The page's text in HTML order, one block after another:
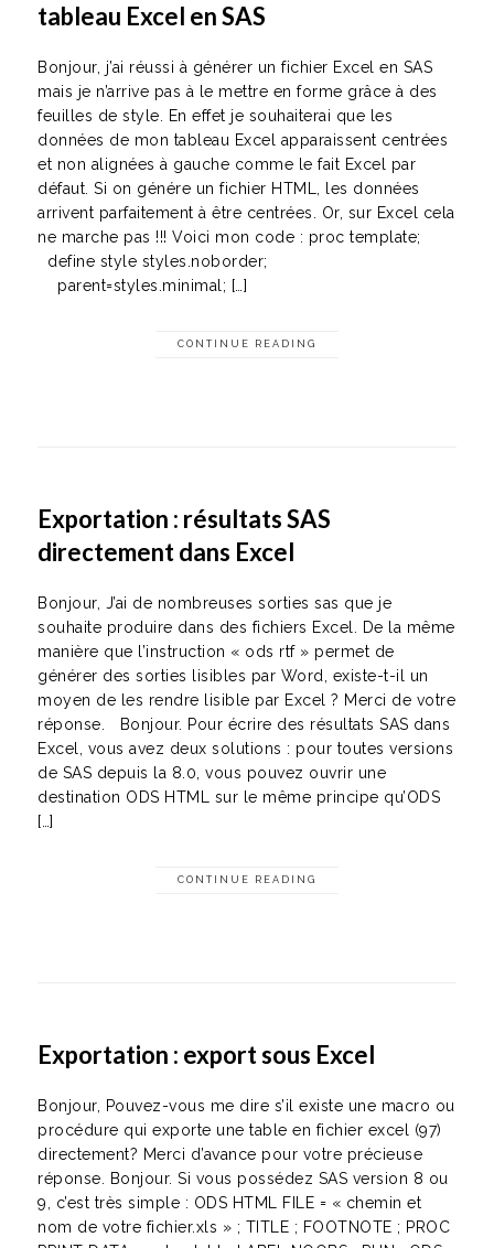
tableau Excel en SAS
Bonjour, j’ai réussi à générer un fichier Excel en SAS
mais je n’arrive pas à le mettre en forme grâce à des
feuilles de style. En effet je souhaiterai que les
données de mon tableau Excel apparaissent centrées
et non alignées à gauche comme le fait Excel par
défaut. Si on génére un fichier HTML, les données
arrivent parfaitement à être centrées. Or, sur Excel cela
ne marche pas !!! Voici mon code : proc template;
define style styles.noborder;
parent=styles.minimal; […]
CONTINUE READING
Exportation : résultats SAS
directement dans Excel
Bonjour, J’ai de nombreuses sorties sas que je
souhaite produire dans des fichiers Excel. De la même
manière que l’instruction « ods rtf » permet de
générer des sorties lisibles par Word, existe-t-il un
moyen de les rendre lisible par Excel ? Merci de votre
réponse. Bonjour. Pour écrire des résultats SAS dans
Excel, vous avez deux solutions : pour toutes versions
de SAS depuis la 8.0, vous pouvez ouvrir une
destination ODS HTML sur le même principe qu’ODS
[…]
CONTINUE READING
Exportation : export sous Excel
Bonjour, Pouvez-vous me dire s’il existe une macro ou
procédure qui exporte une table en fichier excel (97)
directement? Merci d’avance pour votre précieuse
réponse. Bonjour. Si vous possédez SAS version 8 ou
9, c’est très simple : ODS HTML FILE = « chemin et
nom de votre fichier.xls » ; TITLE ; FOOTNOTE ; PROC